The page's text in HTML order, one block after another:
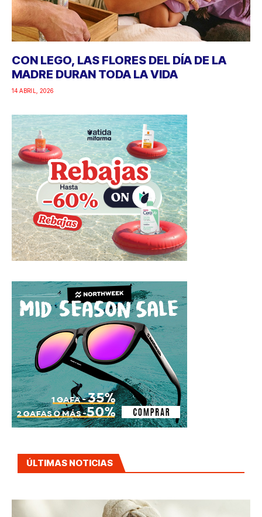
CON LEGO, LAS FLORES DEL DÍA DE LA
MADRE DURAN TODA LA VIDA
14 ABRIL, 2026
ÚLTIMAS NOTICIAS